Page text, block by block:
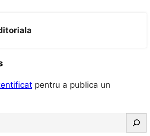
pentru a publica un